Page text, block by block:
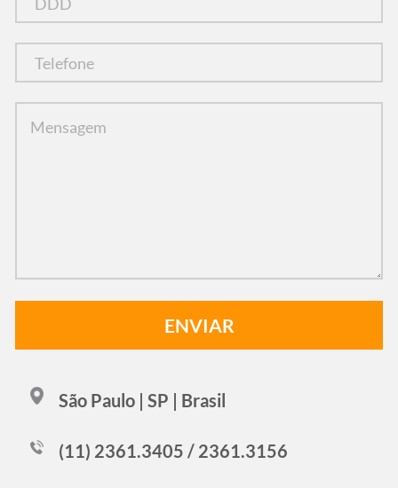
São Paulo | SP | Brasil
(11) 2361.3405 / 2361.3156